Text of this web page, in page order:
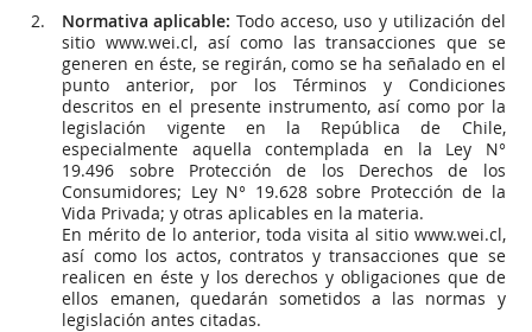
Normativa aplicable: Todo acceso, uso y utilización del
sitio www.wei.cl, así como las transacciones que se
generen en éste, se regirán, como se ha señalado en el
punto anterior, por los Términos y Condiciones
descritos en el presente instrumento, así como por la
legislación vigente en la República de Chile,
especialmente aquella contemplada en la Ley N°
19.496 sobre Protección de los Derechos de los
Consumidores; Ley N° 19.628 sobre Protección de la
Vida Privada; y otras aplicables en la materia.
En mérito de lo anterior, toda visita al sitio www.wei.cl,
así como los actos, contratos y transacciones que se
realicen en éste y los derechos y obligaciones que de
ellos emanen, quedarán sometidos a las normas y
legislación antes citadas.